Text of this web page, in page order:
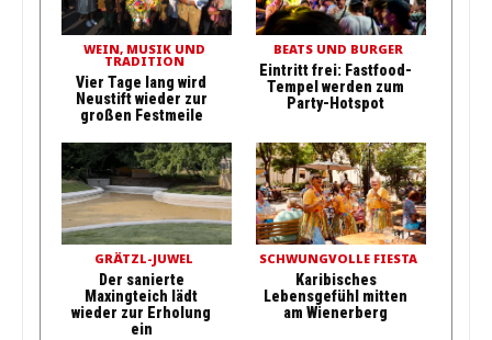
WEIN, MUSIK UND
TRADITION
Vier Tage lang wird
Neustift wieder zur
großen Festmeile
BEATS UND BURGER
Eintritt frei: Fastfood-
Tempel werden zum
Party-Hotspot
GRÄTZL-JUWEL
Der sanierte
Maxingteich lädt
wieder zur Erholung
ein
SCHWUNGVOLLE FIESTA
Karibisches
Lebensgefühl mitten
am Wienerberg